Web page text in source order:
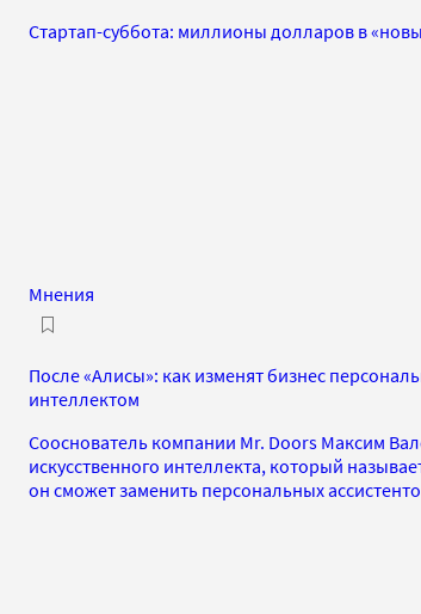
Стартап-суббота: миллионы долларов в
Мнения
После «Алисы»: как изменят бизнес
интеллектом
Сооснователь компании Mr. Doors Максим
искусственного интеллекта, который
он сможет заменить персональных